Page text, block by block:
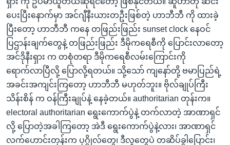
ပေးပြီးနောက်မှာ အင်ဂျီနီးယားတဦးဖြစ်တဲ့ ဟာဘီဘီ ကို ထားခဲ့
ပြီးတော့ ဟာဘီဘီ ကနေ တဖြည်းဖြည်း sunset clock နေဝင်
ပြဌာန်းချက်တွေနဲ့ တဖြည်းဖြည်း ဒီမိုကရေစီကို ပြောင်းလာတော့
အင်ဒိုနီးရှား က တစုံတရာ ဒီမိုကရေစီလမ်းကြောင်းကို
ရောက်လာပြီလို့ ပြောလို့ရတယ်။ သို့သော် ကျနော်တို့ ဗမာပြည်ရဲ့
အခင်းအကျင်းကြတော့ ဟာဘီဘီ မဟုတ်ဘူး။ ဗိုလ်ချုပ်ကြီး
သိန်းစိန် က ဝန်ကြီးချုပ်နဲ့ နေခဲ့တယ်။ authoritarian တုန်းက။
electoral authoritarian ရွေးကောက်ပွဲနဲ့ တက်လာတဲ့ အာဏာရှင်
လို့ ပြောတဲ့အခါကြတော့ အဲဒီ ရွေးကောက်ပွဲနဲ့လား၊ အာဏာရှင်
လက်ဟောင်းတုန်းက ပုဂ္ဂိုလ်တွေ၊ ဒီလူတွေပဲ တဆိပ်ခွါပြောင်း၊